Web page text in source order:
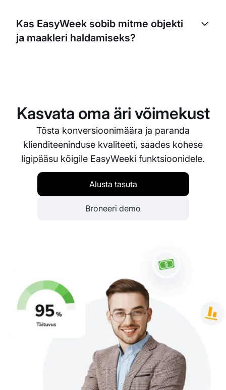
kohtumiste kestuse ning isikupärastada
broneerimisvormi, et koguda klientidelt vajalikku
Kas EasyWeek sobib mitme objekti
ja maakleri haldamiseks?
Kasvata oma äri võimekust
Tõsta konversioonimäära ja paranda
klienditeeninduse kvaliteeti, saades kohese
ligipääsu kõigile EasyWeeki funktsioonidele.
Alusta tasuta
Broneeri demo